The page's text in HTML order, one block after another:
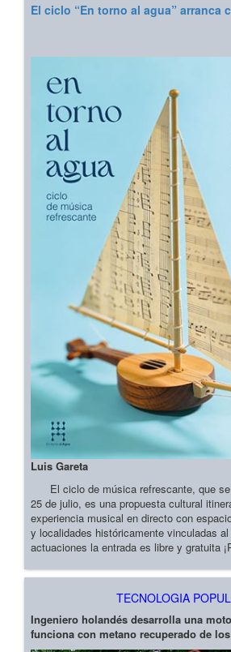
El ciclo “En torno al agua” arranca
Luis Gareta
El ciclo de música refrescante, que se
25 de julio, es una propuesta cultural
experiencia musical en directo con
y localidades históricamente vinculadas
actuaciones la entrada es libre y gratuita
TECNOLOGIA
Ingeniero holandés desarrolla una
funciona con metano recuperado de